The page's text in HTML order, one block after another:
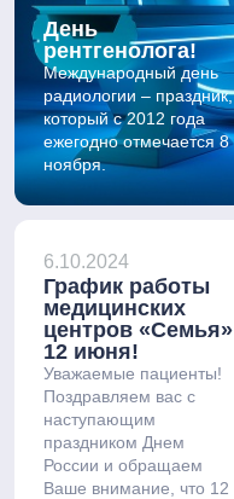
День
рентгенолога!
Международный день
радиологии – праздник,
который с 2012 года
ежегодно отмечается 8
ноября.
6.10.2024
График работы
медицинских
центров «Семья»
12 июня!
Уважаемые пациенты!
Поздравляем вас с
наступающим
праздником Днем
России и обращаем
Ваше внимание, что 12